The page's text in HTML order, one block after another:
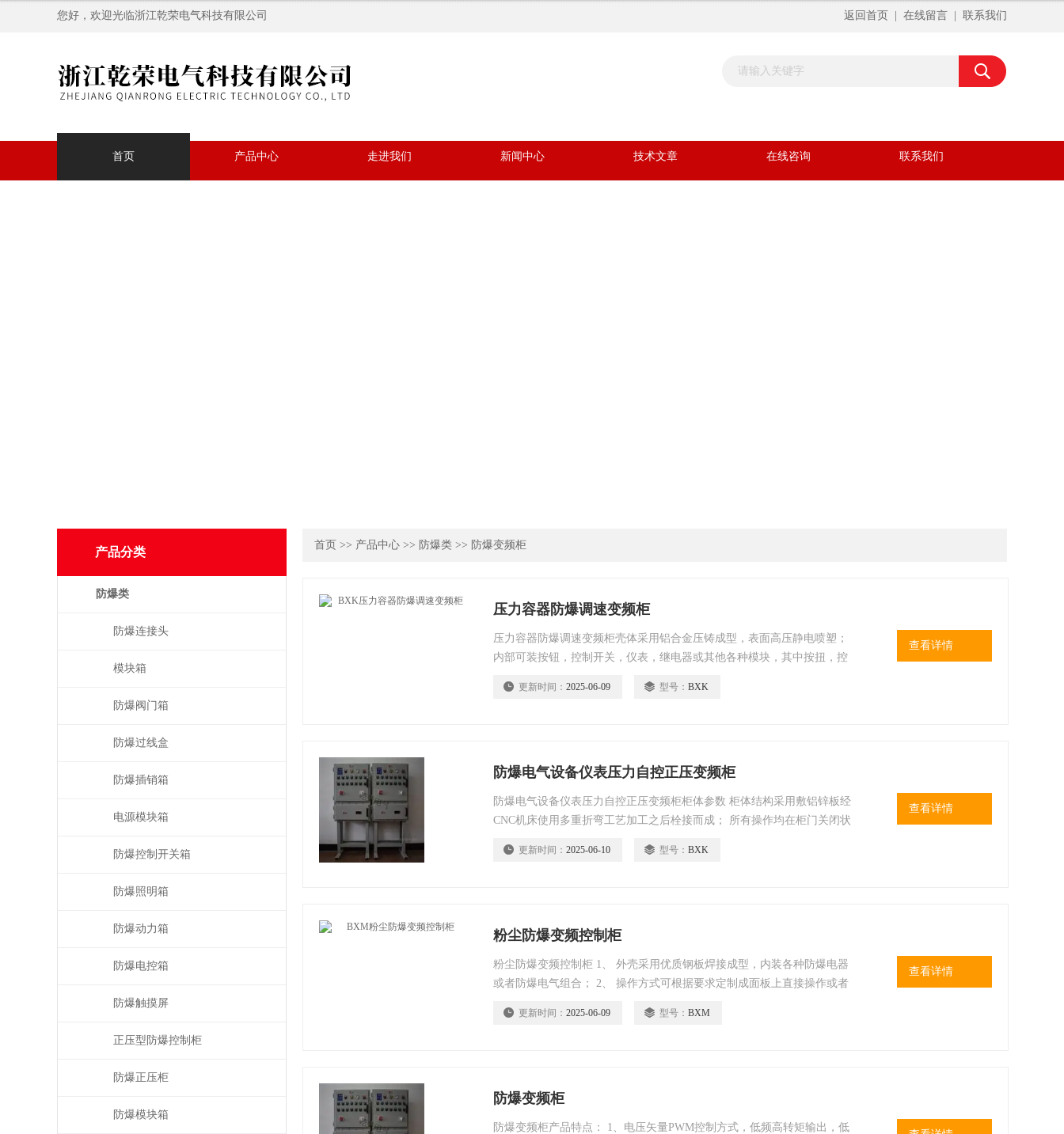
您好，欢迎光临浙江乾荣电气科技有限公司 返回首页 在线留言 联系我们
首页 产品中心 走进我们 新闻中心 技术文章 在线咨询 联系我们
产品分类
防爆类
防爆连接头
模块箱
防爆阀门箱
防爆过线盒
防爆插销箱
电源模块箱
防爆控制开关箱
防爆照明箱
防爆动力箱
防爆电控箱
防爆触摸屏
正压型防爆控制柜
防爆正压柜
防爆模块箱
首页 >> 产品中心 >> 防爆类 >> 防爆变频柜
压力容器防爆调速变频柜
压力容器防爆调速变频柜壳体采用铝合金压铸成型，表面高压静电喷塑；
内部可装按钮，控制开关，仪表，继电器或其他各种模块，其中按扭，控
进行排列，可实现多种功能。
更新时间： 2025-06-09 型号： BXK
查看详情
防爆电气设备仪表压力自控正压变频柜
防爆电气设备仪表压力自控正压变频柜柜体参数 柜体结构采用敷铝锌板经
CNC机床使用多重折弯工艺加工之后栓接而成； 所有操作均在柜门关闭状
更新时间： 2025-06-10 型号： BXK
查看详情
粉尘防爆变频控制柜
粉尘防爆变频控制柜 1、 外壳采用优质钢板焊接成型，内装各种防爆电器
或者防爆电气组合； 2、 操作方式可根据要求定制成面板上直接操作或者
过内装各种防爆电表或者二次仪表来实现。 4、 可满足大电流的防爆（电
更新时间： 2025-06-09 型号： BXM
查看详情
防爆变频柜
防爆变频柜产品特点： 1、电压矢量PWM控制方式，低频高转矩输出，低